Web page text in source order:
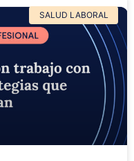
SALUD LABORAL